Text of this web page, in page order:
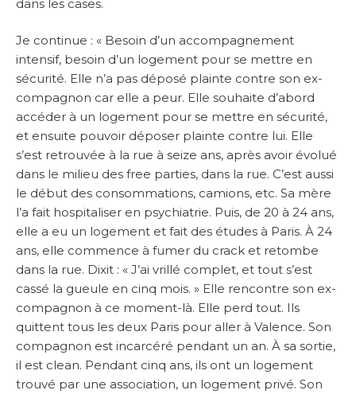
dans les cases.
Je continue : « Besoin d’un accompagnement
intensif, besoin d’un logement pour se mettre en
sécurité. Elle n’a pas déposé plainte contre son ex-
compagnon car elle a peur. Elle souhaite d’abord
accéder à un logement pour se mettre en sécurité,
et ensuite pouvoir déposer plainte contre lui. Elle
s’est retrouvée à la rue à seize ans, après avoir évolué
dans le milieu des free parties, dans la rue. C’est aussi
le début des consommations, camions, etc. Sa mère
l’a fait hospitaliser en psychiatrie. Puis, de 20 à 24 ans,
elle a eu un logement et fait des études à Paris. À 24
ans, elle commence à fumer du crack et retombe
dans la rue. Dixit : « J’ai vrillé complet, et tout s’est
cassé la gueule en cinq mois. » Elle rencontre son ex-
compagnon à ce moment-là. Elle perd tout. Ils
quittent tous les deux Paris pour aller à Valence. Son
compagnon est incarcéré pendant un an. À sa sortie,
il est clean. Pendant cinq ans, ils ont un logement
trouvé par une association, un logement privé. Son